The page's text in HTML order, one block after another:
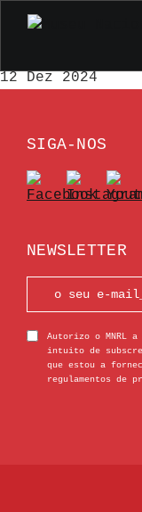
O Segredo de
12 Dez 2024
SIGA-NOS
NEWSLETTER
Autorizo o MNRL
intuito de
que estou a
regulamentos de